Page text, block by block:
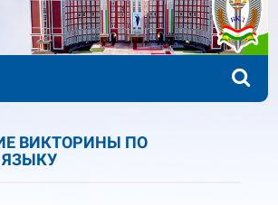
ВИКТОРИНЫ ПО